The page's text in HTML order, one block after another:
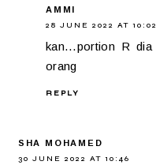
AMMI
28 JUNE 2022 AT 10:02
kan...portion R
orang
REPLY
SHA MOHAMED
30 JUNE 2022 AT 10:46